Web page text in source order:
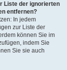
Liste der ignorierten
entfernen?
In jedem
zur Liste der
können Sie im
indem Sie
Sie sie auch